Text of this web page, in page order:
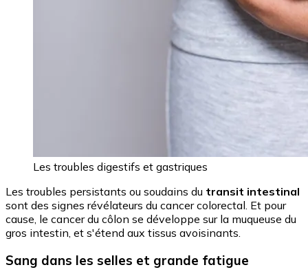
Les troubles digestifs et gastriques
Les troubles persistants ou soudains du transit intestinal
sont des signes révélateurs du cancer colorectal. Et pour
cause, le cancer du côlon se développe sur la muqueuse du
gros intestin, et s'étend aux tissus avoisinants.
Sang dans les selles et grande fatigue